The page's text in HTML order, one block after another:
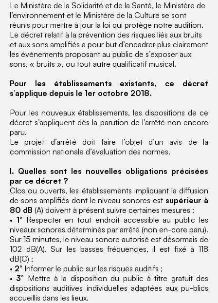
Le Ministère de la Solidarité et de la Santé, le Ministère de
l’environnement et le Ministère de la Culture se sont
réunis pour mettre à jour la loi qui protège notre audition.
Le décret relatif à la prévention des risques liés aux bruits
et aux sons amplifiés a pour but d’encadrer plus clairement
les événements proposant au public de s’exposer aux
sons, « bruits », ou tout autre qualificatif musical.
Pour les établissements existants, ce décret
s’applique depuis le 1er octobre 2018.
Pour les nouveaux établissements, les dispositions de ce
décret s’appliquent dès la parution de l’arrêté non encore
paru.
Le projet d’arrêté doit faire l’objet d’un avis de la
commission nationale d’évaluation des normes.
I. Quelles sont les nouvelles obligations précisées
par ce décret ?
Clos ou ouverts, les établissements impliquant la diffusion
de sons amplifiés dont le niveau sonores est supérieur à
80 dB (A) doivent à présent suivre certaines mesures :
• 1° Respecter en tout endroit accessible au public les
niveaux sonores déterminés par arrêté (non en-core paru).
Sur 15 minutes, le niveau sonore autorisé est désormais de
102 dB(A). Sur les basses fréquences, il est fixé à 118
dB(C) ;
• 2° Informer le public sur les risques auditifs ;
• 3° Mettre à la disposition du public à titre gratuit des
dispositions auditives individuelles adaptées aux pu-blics
accueillis dans les lieux.